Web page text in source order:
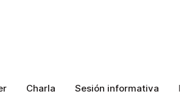
Charla Sesión informativa